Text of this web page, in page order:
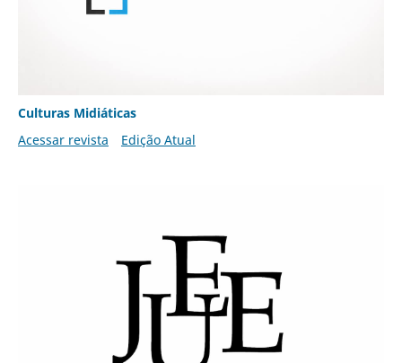
Culturas Midiáticas
Acessar revista
Edição Atual